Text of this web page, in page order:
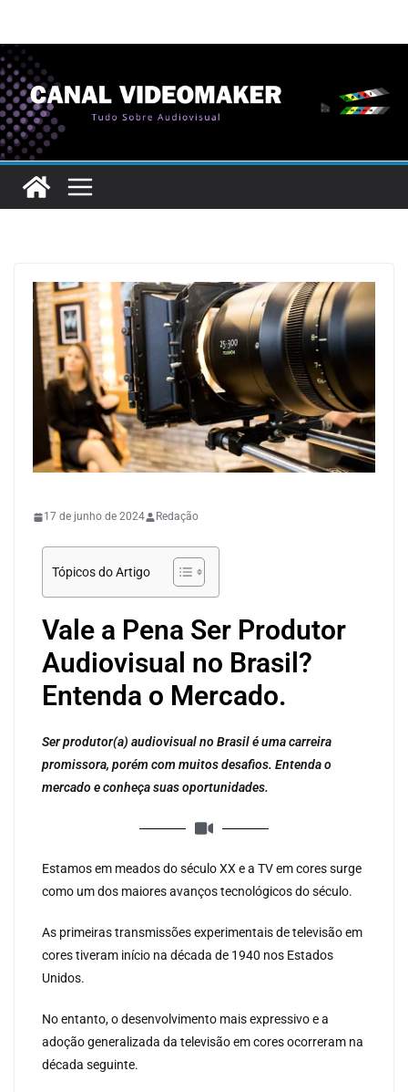
17 de junho de 2024 Redação
Tópicos do Artigo
Vale a Pena Ser Produtor
Audiovisual no Brasil?
Entenda o Mercado.
Ser produtor(a) audiovisual no Brasil é uma carreira
promissora, porém com muitos desafios. Entenda o
mercado e conheça suas oportunidades.
Estamos em meados do século XX e a TV em cores surge
como um dos maiores avanços tecnológicos do século.
As primeiras transmissões experimentais de televisão em
cores tiveram início na década de 1940 nos Estados
Unidos.
No entanto, o desenvolvimento mais expressivo e a
adoção generalizada da televisão em cores ocorreram na
década seguinte.